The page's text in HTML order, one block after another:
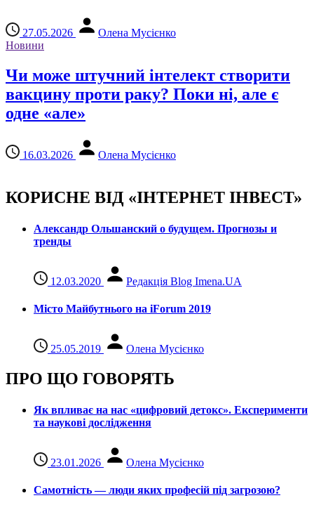
27.05.2026
Олена Мусієнко
Новини
Чи може штучний інтелект створити
вакцину проти раку? Поки ні, але є
одне «але»
16.03.2026 Олена Мусієнко
КОРИСНЕ ВІД «ІНТЕРНЕТ ІНВЕСТ»
Александр Ольшанский о будущем. Прогнозы и
тренды
12.03.2020 Редакція Blog Imena.UA
Місто Майбутнього на iForum 2019
25.05.2019 Олена Мусієнко
ПРО ЩО ГОВОРЯТЬ
Як впливає на нас «цифровий детокс». Експерименти
та наукові дослідження
23.01.2026 Олена Мусієнко
Самотність — люди яких професій під загрозою?